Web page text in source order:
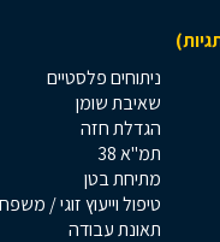
ניתוחים פלסטיים
שאיבת שומן
הגדלת חזה
תמ"א 38
מתיחת בטן
טיפול וייעוץ זוגי /
תאונת עבודה